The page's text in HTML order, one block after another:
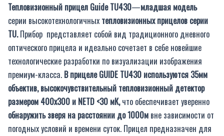
Тепловизионный прицел Guide TU430—младшая модель
серии высокотехнологичных тепловизионных прицелов серии
TU.Прибор представляет собой вид традиционного дневного
оптического прицела и идеально сочетает в себе новейшие
технологические разработки по визуализации изображения
премиум-класса. В прицеле GUIDE TU430 используются 35мм
объектив, высокочувствительный тепловизионный детектор
размером 400х300 и NETD <30 мК,что обеспечивает уверенно
обнаружить зверя на расстоянии до 1000м вне зависимости от
погодных условий и времени суток. Прицел предназначен для